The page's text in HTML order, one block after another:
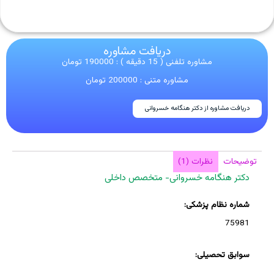
دریافت مشاوره
مشاوره تلفنی ( 15 دقیقه ) : 190000 تومان
مشاوره متنی : 200000 تومان
دریافت مشاوره از دکتر هنگامه خسروانی
توضیحات نظرات (1)
دکتر هنگامه خسروانی- متخصص داخلی
شماره نظام پزشکی:
75981
سوابق تحصیلی: